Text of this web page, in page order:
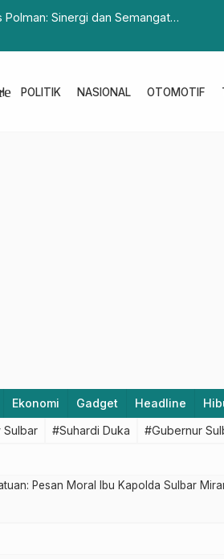
Sinergi dan Semangat
POLITIK NASIONAL OTOMOTIF
Ekonomi Gadget Headline
#Suhardi Duka #Gubernur
Pesan Moral Ibu Kapolda Sulbar